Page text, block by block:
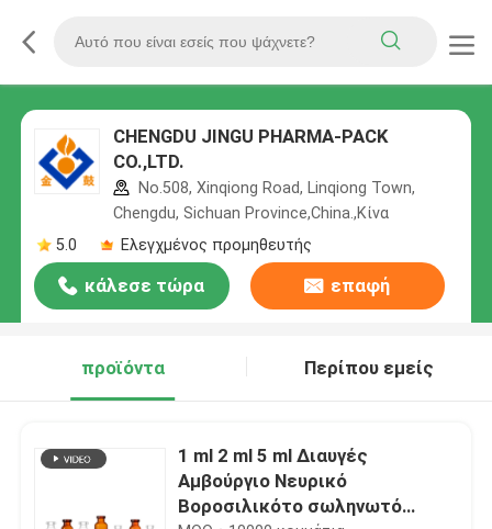
CHENGDU JINGU PHARMA-PACK
CO.,LTD.
No.508, Xinqiong Road, Linqiong Town,
Chengdu, Sichuan Province,China.,Κίνα
5.0
Ελεγχμένος προμηθευτής
κάλεσε τώρα επαφή
προϊόντα Περίπου εμείς
1 ml 2 ml 5 ml Διαυγές
Αμβούργιο Νευρικό
Βοροσιλικότο σωληνωτό